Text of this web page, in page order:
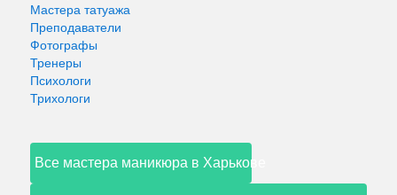
Мастера татуажа
Преподаватели
Фотографы
Тренеры
Психологи
Трихологи
Все мастера маникюра в Харькове